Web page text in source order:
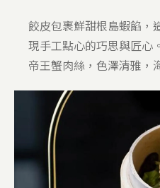
餃皮包裹鮮甜根島蝦餡，
現手工點心的巧思與匠心。
帝王蟹肉絲，色澤清雅，